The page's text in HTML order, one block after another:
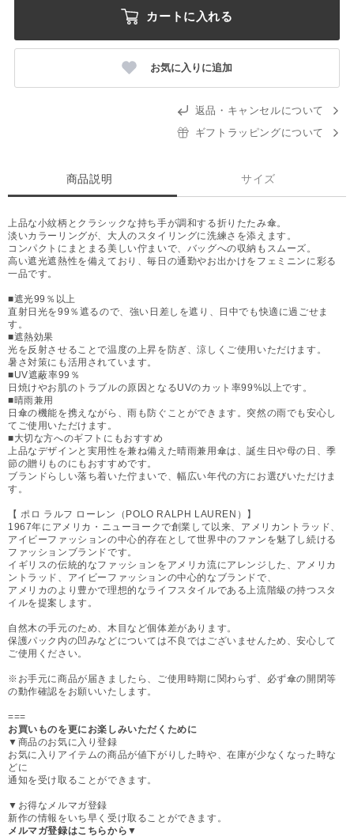
カートに入れる
お気に入りに追加
返品・キャンセルについて
ギフトラッピングについて
商品説明 サイズ
上品な小紋柄とクラシックな持ち手が調和する折りたたみ傘。
淡いカラーリングが、大人のスタイリングに洗練さを添えます。
コンパクトにまとまる美しい佇まいで、バッグへの収納もスムーズ。
高い遮光遮熱性を備えており、毎日の通勤やお出かけをフェミニンに彩る
一品です。
■遮光99％以上
直射日光を99％遮るので、強い日差しを遮り、日中でも快適に過ごせま
す。
■遮熱効果
光を反射させることで温度の上昇を防ぎ、涼しくご使用いただけます。
暑さ対策にも活用されています。
■UV遮蔽率99％
日焼けやお肌のトラブルの原因となるUVのカット率99%以上です。
■晴雨兼用
日傘の機能を携えながら、雨も防ぐことができます。突然の雨でも安心し
てご使用いただけます。
■大切な方へのギフトにもおすすめ
上品なデザインと実用性を兼ね備えた晴雨兼用傘は、誕生日や母の日、季
節の贈りものにもおすすめです。
ブランドらしい落ち着いた佇まいで、幅広い年代の方にお選びいただけま
す。
【 ポロ ラルフ ローレン（POLO RALPH LAUREN）】
1967年にアメリカ・ニューヨークで創業して以来、アメリカントラッド、
アイビーファッションの中心的存在として世界中のファンを魅了し続ける
ファッションブランドです。
イギリスの伝統的なファッションをアメリカ流にアレンジした、アメリカ
ントラッド、アイビーファッションの中心的なブランドで、
アメリカのより豊かで理想的なライフスタイルである上流階級の持つスタ
イルを提案します。
自然木の手元のため、木目など個体差があります。
保護パック内の凹みなどについては不良ではございませんため、安心して
ご使用ください。
※お手元に商品が届きましたら、ご使用時期に関わらず、必ず傘の開閉等
の動作確認をお願いいたします。
===
お買いものを更にお楽しみいただくために
▼商品のお気に入り登録
お気に入りアイテムの商品が値下がりした時や、在庫が少なくなった時な
どに
通知を受け取ることができます。
▼お得なメルマガ登録
新作の情報をいち早く受け取ることができます。
メルマガ登録はこちらから▼